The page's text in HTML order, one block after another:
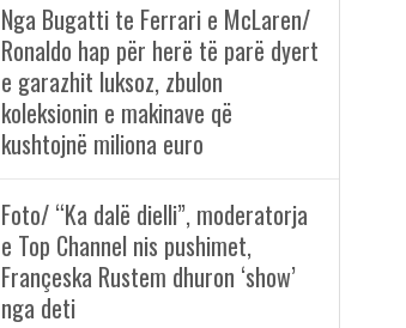
Nga Bugatti te Ferrari e McLaren/
Ronaldo hap për herë të parë dyert
e garazhit luksoz, zbulon
koleksionin e makinave që
kushtojnë miliona euro
Foto/ “Ka dalë dielli”, moderatorja
e Top Channel nis pushimet,
Françeska Rustem dhuron ‘show’
nga deti